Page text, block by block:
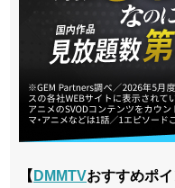
【 DMMTVおすすめポイ